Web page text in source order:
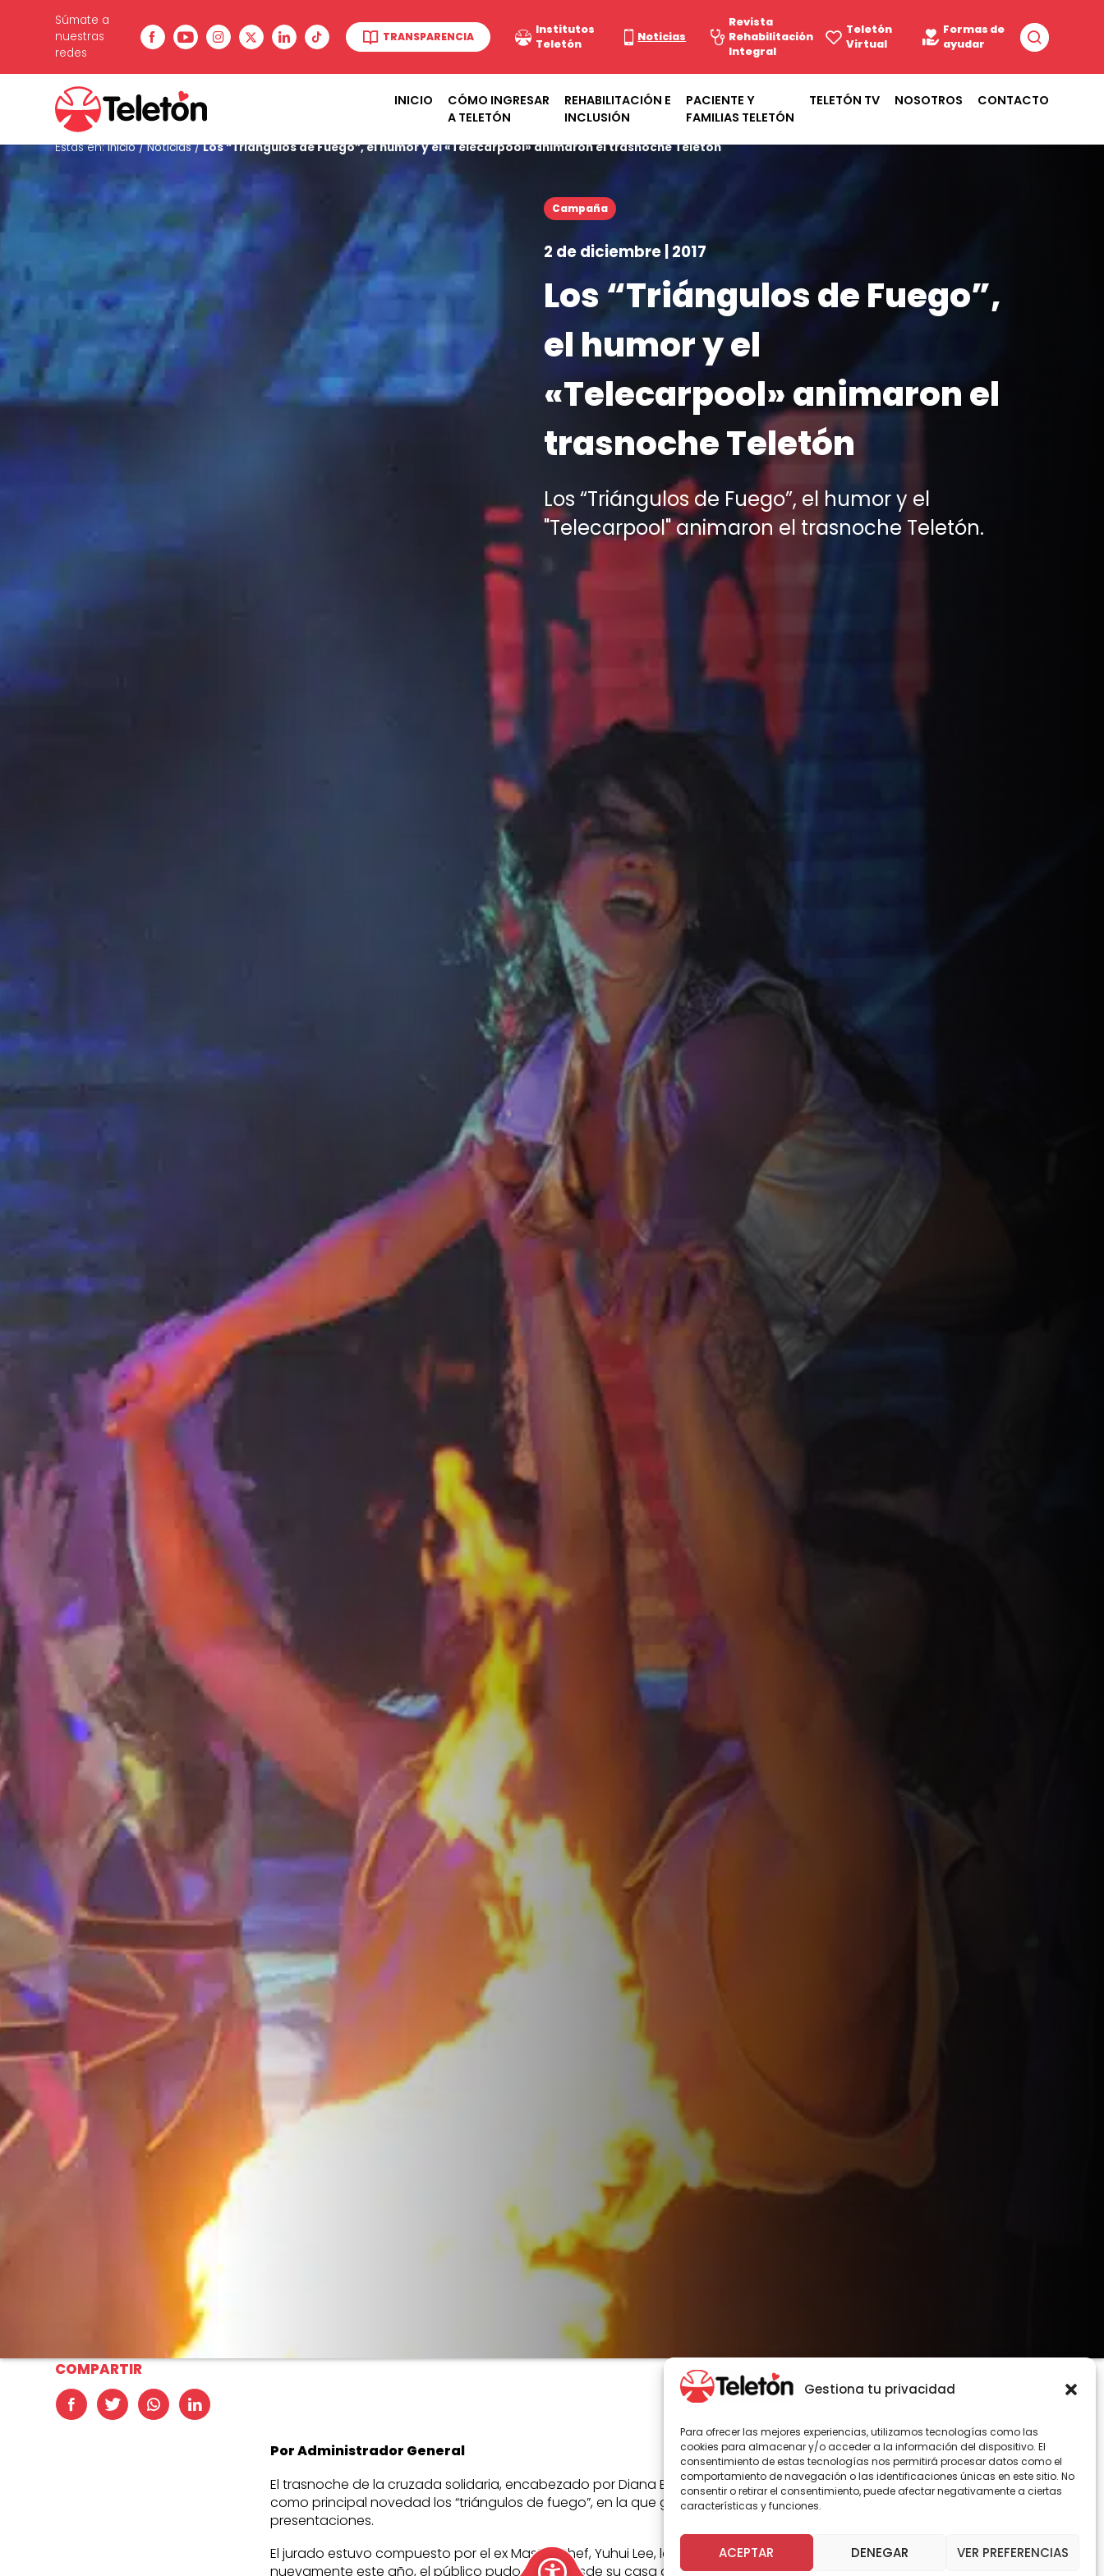
Gestiona tu privacidad
Para ofrecer las mejores experiencias, utilizamos tecnologías como las
cookies para almacenar y/o acceder a la información del dispositivo. El
consentimiento de estas tecnologías nos permitirá procesar datos como el
comportamiento de navegación o las identificaciones únicas en este sitio. No
consentir o retirar el consentimiento, puede afectar negativamente a ciertas
características y funciones.
ACEPTAR DENEGAR VER PREFERENCIAS
Súmate a
nuestras
redes
TRANSPARENCIA
Institutos
Teletón
Noticias
Revista
Rehabilitación
Integral
Teletón
Virtual
Formas de
ayudar
INICIO
CÓMO INGRESAR
A TELETÓN
REHABILITACIÓN E
INCLUSIÓN
PACIENTE Y
FAMILIAS TELETÓN
TELETÓN TV NOSOTROS CONTACTO
Estás en:Inicio/Noticias/Los “Triángulos de Fuego”, el humor y el «Telecarpool» animaron el trasnoche Teletón
Campaña
2 de diciembre | 2017
Los “Triángulos de Fuego”,
el humor y el
«Telecarpool» animaron el
trasnoche Teletón
Los “Triángulos de Fuego”, el humor y el
"Telecarpool" animaron el trasnoche Teletón.
COMPARTIR
Por Administrador General
El trasnoche de la cruzada solidaria, encabezado por Diana Bolocco, José Miguel Viñuela y Karla Constant, tuvo
como principal novedad los “triángulos de fuego”, en la que grupos de tres famosos se la jugaron con encendidas
presentaciones.
El jurado estuvo compuesto por el ex Master Chef, Yuhui Lee, la animadora, Eva Gómez y el actor Juan Falcón, y
nuevamente este año, el público pudo votar desde su casa a través de la “Aplicatón”.